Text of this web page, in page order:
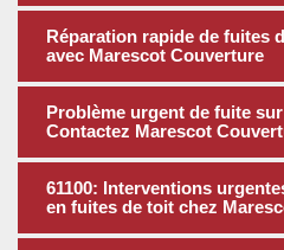
Réparation rapide de fuites
avec Marescot Couverture
Problème urgent de fuite
Contactez Marescot
61100: Interventions
en fuites de toit chez